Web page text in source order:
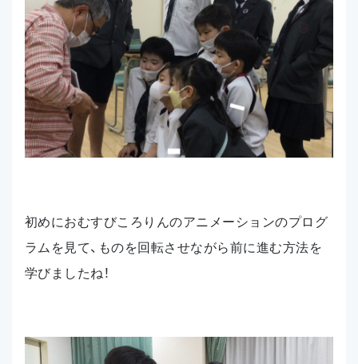
初めにおむすびころりんのアニメーションのプログ
ラムを見て、ものを回転させながら前に進む方法を
学びましたね！